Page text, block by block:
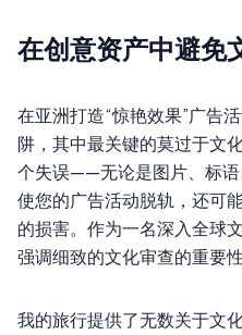
在创意资产中避免
在亚洲打造“惊艳效果”广告
阱，其中最关键的莫过于文
个失误——无论是图片、标
使您的广告活动脱轨，还可
的损害。作为一名深入全球
强调细致的文化审查的重要性
我的旅行提供了无数关于文